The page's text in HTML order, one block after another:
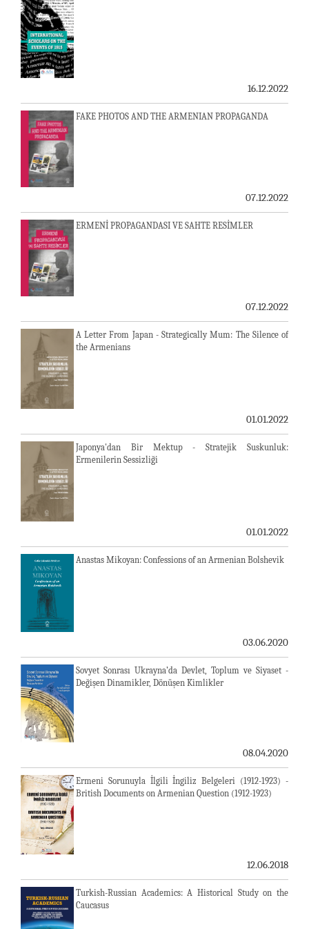
16.12.2022
FAKE PHOTOS AND THE ARMENIAN PROPAGANDA
07.12.2022
ERMENİ PROPAGANDASI VE SAHTE RESİMLER
07.12.2022
A Letter From Japan - Strategically Mum: The Silence of
the Armenians
01.01.2022
Japonya'dan Bir Mektup - Stratejik Suskunluk:
Ermenilerin Sessizliği
01.01.2022
Anastas Mikoyan: Confessions of an Armenian Bolshevik
03.06.2020
Sovyet Sonrası Ukrayna’da Devlet, Toplum ve Siyaset -
Değişen Dinamikler, Dönüşen Kimlikler
08.04.2020
Ermeni Sorunuyla İlgili İngiliz Belgeleri (1912-1923) -
British Documents on Armenian Question (1912-1923)
12.06.2018
Turkish-Russian Academics: A Historical Study on the
Caucasus